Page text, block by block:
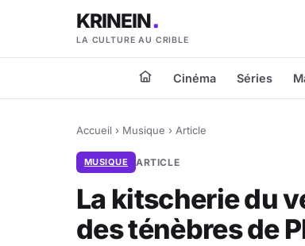
KRINEIN
LA CULTURE AU CRIBLE
Cinéma Séries
Accueil › Musique › Article
MUSIQUE ARTICLE
La kitscherie du
des ténèbres de